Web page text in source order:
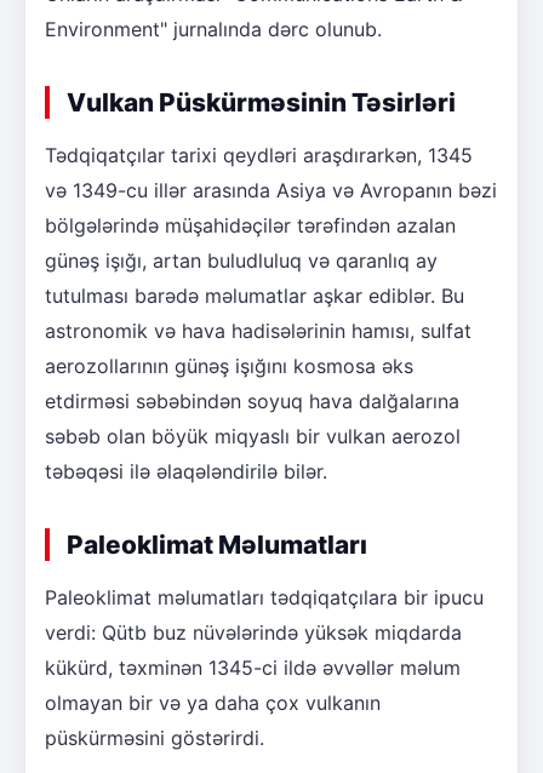
Environment" jurnalında dərc olunub.
Vulkan Püskürməsinin Təsirləri
Tədqiqatçılar tarixi qeydləri araşdırarkən, 1345
və 1349-cu illər arasında Asiya və Avropanın bəzi
bölgələrində müşahidəçilər tərəfindən azalan
günəş işığı, artan buludluluq və qaranlıq ay
tutulması barədə məlumatlar aşkar ediblər. Bu
astronomik və hava hadisələrinin hamısı, sulfat
aerozollarının günəş işığını kosmosa əks
etdirməsi səbəbindən soyuq hava dalğalarına
səbəb olan böyük miqyaslı bir vulkan aerozol
təbəqəsi ilə əlaqələndirilə bilər.
Paleoklimat Məlumatları
Paleoklimat məlumatları tədqiqatçılara bir ipucu
verdi: Qütb buz nüvələrində yüksək miqdarda
kükürd, təxminən 1345-ci ildə əvvəllər məlum
olmayan bir və ya daha çox vulkanın
püskürməsini göstərirdi.